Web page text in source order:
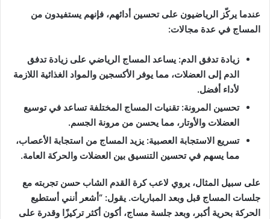
عندما يركّز الرياضيون على تحسين أدائهم، فإنهم يستفيدون من
المساج في عدة مجالات:
زيادة تدفق الدم: يساعد المساج الرياضي على زيادة تدفق
الدم إلى العضلات، مما يوفر الأكسجين والمواد الغذائية اللازمة
لأداء أفضل.
تحسين المرونة: تقنيات المساج المختلفة تساعد في توسيع
العضلات والأوتار، مما يحسن من مرونة الجسم.
تسريع الاستجابة العصبية: يزيد المساج من استجابة الأعصاب،
مما يسهم في تحسين التنسيق بين العضلات والحركة العامة.
على سبيل المثال، يروي لاعب كرة القدم الشاب حسن تجربته مع
جلسات المساج قبل وبعد المباريات. يقول: “أشعر أنني أستطيع
الحركة بحرية أكبر، وبعد جلسة مساج، أكون أكثر تركيزًا وقدرة على